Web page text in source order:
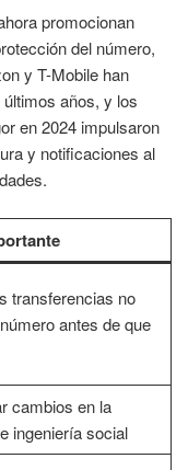
promocionan
del número,
y T-Mobile han
años, y los
en 2024 impulsaron
y notificaciones al
transferencias no
antes de que
cambios en la
ingeniería social